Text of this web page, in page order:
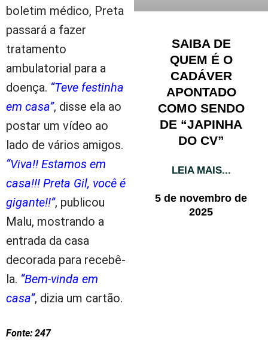
boletim médico, Preta
passará a fazer
tratamento
ambulatorial para a
doença. “Teve festinha
em casa”, disse ela ao
postar um vídeo ao
lado de vários amigos.
“Viva!! Estamos em
casa!!! Preta Gil, você é
gigante!!”, publicou
Malu, mostrando a
entrada da casa
decorada para recebê-
la. “Bem-vinda em
casa”, dizia um cartão.
Fonte: 247
SAIBA DE
QUEM É O
CADÁVER
APONTADO
COMO SENDO
DE “JAPINHA
DO CV”
LEIA MAIS...
5 de novembro de
2025